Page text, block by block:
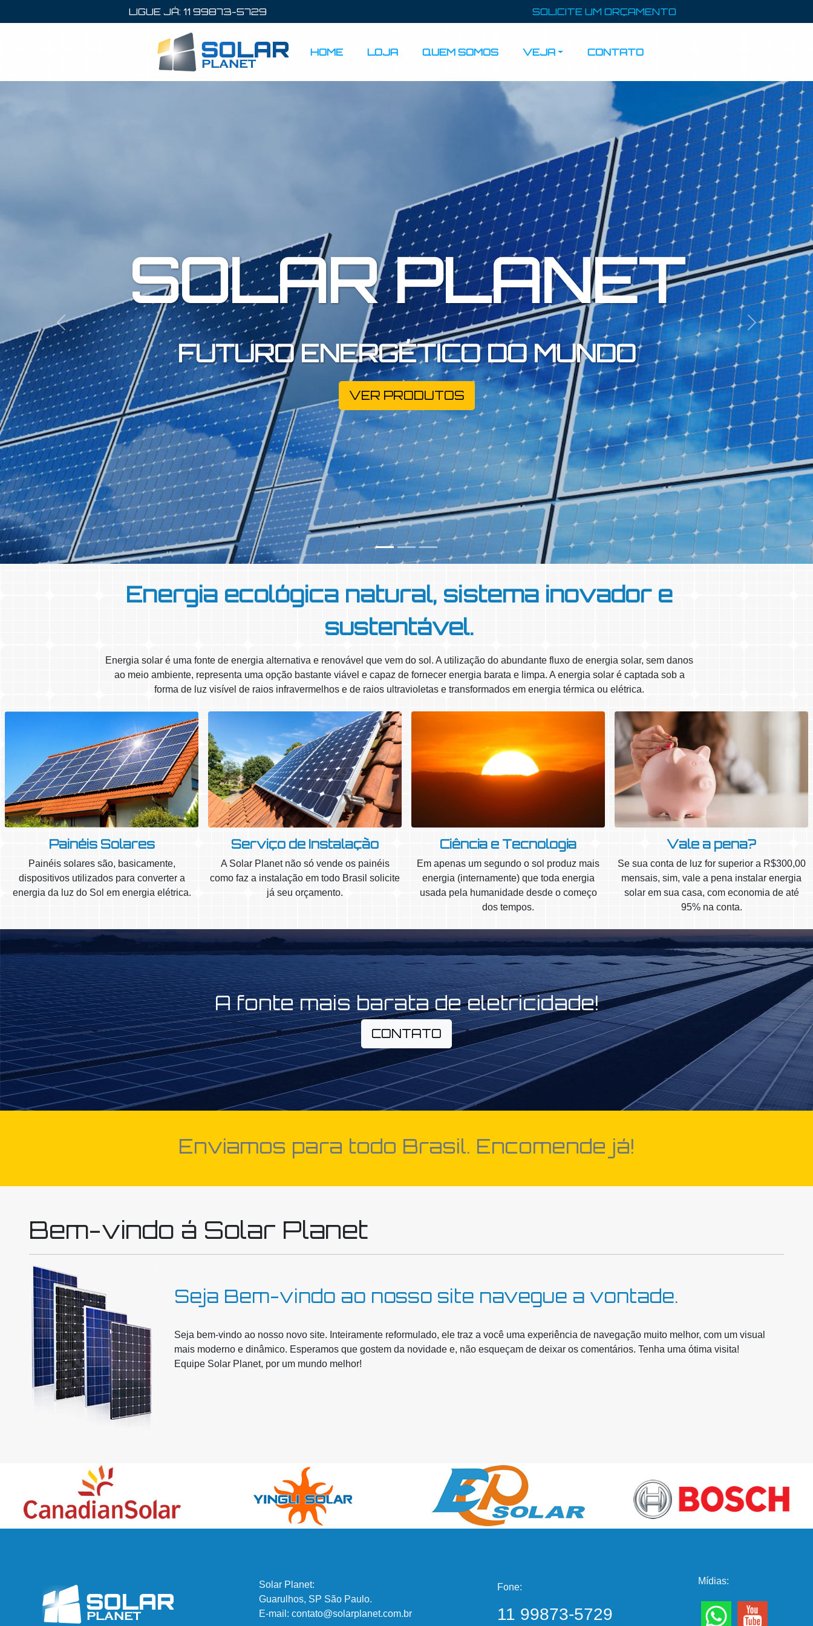
LIGUE JÁ: 11 99873-5729 SOLICITE UM ORÇAMENTO
HOME LOJA QUEM SOMOS VEJA CONTATO
SOLAR PLANET
FUTURO ENERGÉTICO DO MUNDO
VER PRODUTOS
Previous Next
Energia ecológica natural, sistema inovador e
sustentável.
Energia solar é uma fonte de energia alternativa e renovável que vem do sol. A utilização do abundante fluxo de energia solar, sem danos
ao meio ambiente, representa uma opção bastante viável e capaz de fornecer energia barata e limpa. A energia solar é captada sob a
forma de luz visível de raios infravermelhos e de raios ultravioletas e transformados em energia térmica ou elétrica.
Painéis Solares
Painéis solares são, basicamente,
dispositivos utilizados para converter a
energia da luz do Sol em energia elétrica.
Serviço de Instalação
A Solar Planet não só vende os painéis
como faz a instalação em todo Brasil solicite
já seu orçamento.
Ciência e Tecnologia
Em apenas um segundo o sol produz mais
energia (internamente) que toda energia
usada pela humanidade desde o começo
dos tempos.
Vale a pena?
Se sua conta de luz for superior a R$300,00
mensais, sim, vale a pena instalar energia
solar em sua casa, com economia de até
95% na conta.
A fonte mais barata de eletricidade!
CONTATO
Enviamos para todo Brasil. Encomende já!
Bem-vindo á Solar Planet
Seja Bem-vindo ao nosso site navegue a vontade.
Seja bem-vindo ao nosso novo site. Inteiramente reformulado, ele traz a você uma experiência de navegação muito melhor, com um visual
mais moderno e dinâmico. Esperamos que gostem da novidade e, não esqueçam de deixar os comentários. Tenha uma ótima visita!
Equipe Solar Planet, por um mundo melhor!
Solar Planet:
Guarulhos, SP São Paulo.
E-mail: contato@solarplanet.com.br
Fone:
11 99873-5729
Mídias: